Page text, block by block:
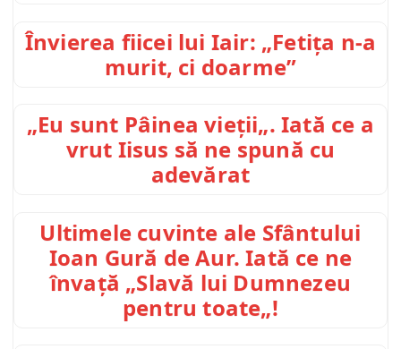
Învierea fiicei lui Iair: „Fetița n-a
murit, ci doarme”
„Eu sunt Pâinea vieții„. Iată ce a
vrut Iisus să ne spună cu
adevărat
Ultimele cuvinte ale Sfântului
Ioan Gură de Aur. Iată ce ne
învață „Slavă lui Dumnezeu
pentru toate„!